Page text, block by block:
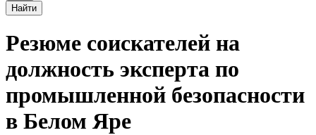
Найти
Резюме соискателей на
должность эксперта по
промышленной безопасности
в Белом Яре